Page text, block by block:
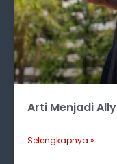
Arti Menjadi Ally
Selengkapnya »